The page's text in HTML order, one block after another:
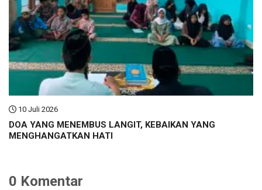
10 Juli 2026
DOA YANG MENEMBUS LANGIT, KEBAIKAN YANG
MENGHANGATKAN HATI
0 Komentar